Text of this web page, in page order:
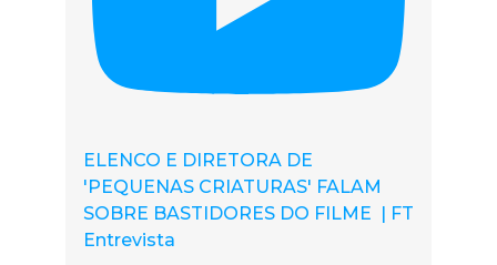
ELENCO E DIRETORA DE
'PEQUENAS CRIATURAS' FALAM
SOBRE BASTIDORES DO FILME | FT
Entrevista